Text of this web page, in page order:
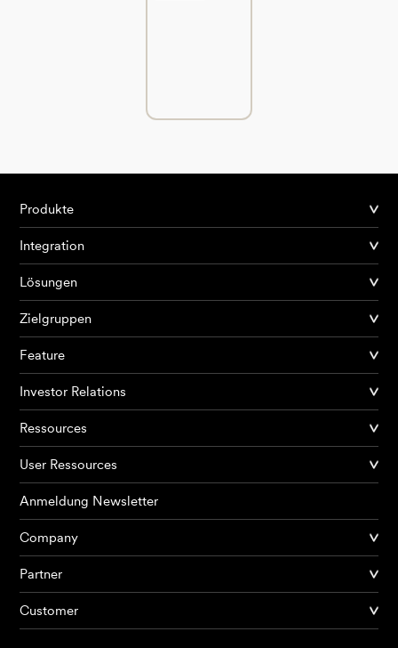
Produkte
KI Agents
Produkte
Integration
Lösungen
Zielgruppen
Feature
Investor Relations
Ressources
User Ressources
Anmeldung Newsletter
Company
Partner
Customer